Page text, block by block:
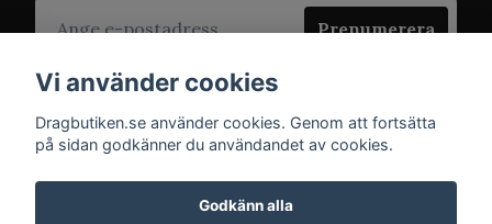
Prenumerera
Vi använder cookies
Dragbutiken.se använder cookies. Genom att fortsätta
på sidan godkänner du användandet av cookies.
Godkänn alla